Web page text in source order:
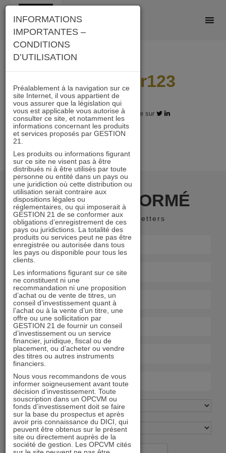
Skip
content
1an A 62sur123
31.05.2018 - Partagez l'article sur
RESTER INFORMÉ
Recevoir nos newsletters
INFORMATIONS
IMPORTANTES –
CONDITIONS
D’UTILISATION
Préalablement à la navigation sur ce
site Internet, il vous appartient de
vous assurer que la législation qui
vous est applicable vous autorise à
consulter ce site, et notamment les
informations concernant les produits
et services proposés par GESTION
21.
Les produits ou informations figurant
sur ce site ne visent pas à être
distribués ni à être utilisés par toute
personne ou entité dans un pays ou
une juridiction où cette distribution ou
utilisation serait contraire aux
dispositions légales ou
réglementaires, ou qui imposerait à
GESTION 21 de se conformer aux
obligations d’enregistrement de ces
pays ou juridictions. La totalité des
produits ou services peut ne pas être
enregistrée ou autorisée dans tous
les pays ou disponible pour tous les
clients.
Les informations figurant sur ce site
ne constituent ni une
recommandation ni une proposition
d’achat ou de vente de titres, un
conseil d’investissement quant à
l’achat ou à la vente d’un titre, une
offre ou une sollicitation par
GESTION 21 de fournir un conseil
d’investissement ou un service
financier, juridique, fiscal ou de
placement, ou d’acheter ou vendre
des titres ou autres instruments
financiers.
Nous vous recommandons de vous
informer soigneusement avant toute
décision d’investissement. Toute
souscription dans un OPCVM ou
fonds d’investissement doit se faire
sur la base du prospectus et après
avoir pris connaissance du DICI, qui
peuvent être obtenus sur le présent
site ou directement auprès de la
société de gestion. Les OPCVM cités